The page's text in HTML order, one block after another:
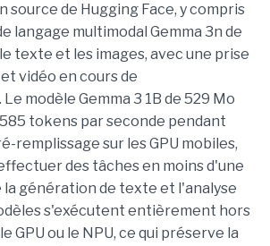
source de Hugging Face, y compris
langage multimodal Gemma 3n de
texte et les images, avec une prise
vidéo en cours de
modèle Gemma 3 1B de 529 Mo
tokens par seconde pendant
remplissage sur les GPU mobiles,
des tâches en moins d'une
la génération de texte et l'analyse
s'exécutent entièrement hors
GPU ou le NPU, ce qui préserve la